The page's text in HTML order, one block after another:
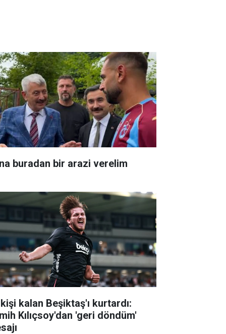
buradan bir arazi verelim
kalan Beşiktaş'ı kurtardı:
Kılıçsoy'dan 'geri döndüm'